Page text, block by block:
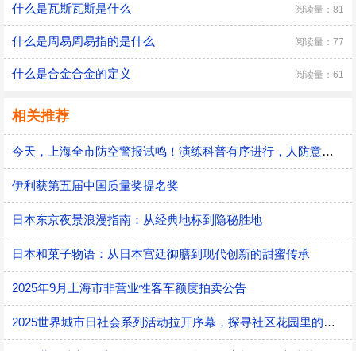
什么是瓦斯瓦斯是什么 阅读量：81
什么是周易周易指的是什么 阅读量：77
什么是合金合金的定义 阅读量：61
相关推荐
今天，上海全市防空警报试鸣！演练科普有序进行，人防意识“声入人心”
伊利获第五届中国质量奖提名奖
日本东京夜景浪漫指南：从经典地标到隐秘胜地
日本和菓子物语：从日本宫廷御膳到现代创新的甜蜜传承
2025年9月上海市非营业性客车额度拍卖公告
2025世界城市日社会系列活动拉开序幕，探寻社区花园里的智慧应用